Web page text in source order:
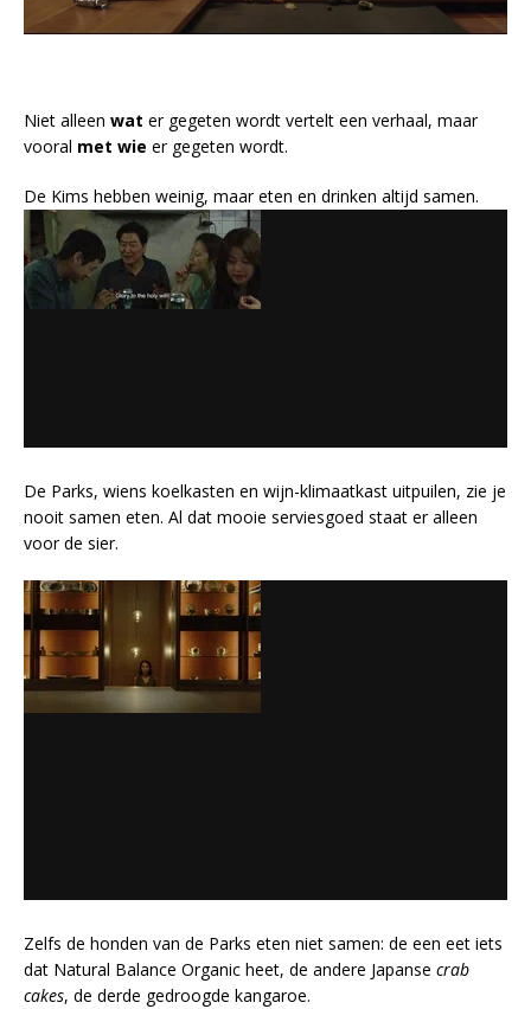
Niet alleen wat er gegeten wordt vertelt een verhaal, maar
vooral met wie er gegeten wordt.
De Kims hebben weinig, maar eten en drinken altijd samen.
De Parks, wiens koelkasten en wijn-klimaatkast uitpuilen, zie je
nooit samen eten. Al dat mooie serviesgoed staat er alleen
voor de sier.
Zelfs de honden van de Parks eten niet samen: de een eet iets
dat Natural Balance Organic heet, de andere Japanse crab
cakes, de derde gedroogde kangaroe.